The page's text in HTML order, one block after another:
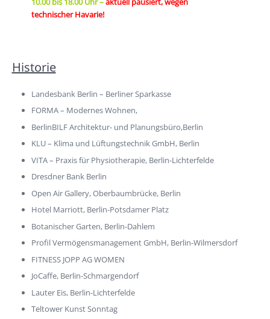
technischerHavarie!
Historie
Landesbank Berlin – Berliner Sparkasse
FORMA – Modernes Wohnen,
BerlinBILF Architektur- und Planungsbüro,Berlin
KLU – Klima und Lüftungstechnik GmbH, Berlin
VITA – Praxis für Physiotherapie, Berlin-Lichterfelde
Dresdner Bank Berlin
Open Air Gallery, Oberbaumbrücke, Berlin
Hotel Marriott, Berlin-Potsdamer Platz
Botanischer Garten, Berlin-Dahlem
Profil Vermögensmanagement GmbH, Berlin-Wilmersdorf
FITNESS JOPP AG WOMEN
JoCaffe, Berlin-Schmargendorf
Lauter Eis, Berlin-Lichterfelde
Teltower Kunst Sonntag